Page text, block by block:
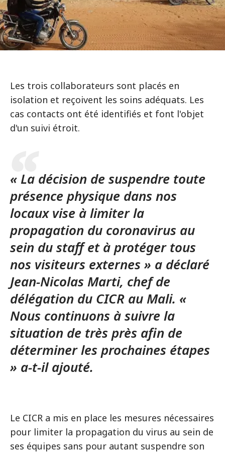
Les trois collaborateurs sont placés en
isolation et reçoivent les soins adéquats. Les
cas contacts ont été identifiés et font l'objet
d'un suivi étroit.
« La décision de suspendre toute
présence physique dans nos
locaux vise à limiter la
propagation du coronavirus au
sein du staff et à protéger tous
nos visiteurs externes » a déclaré
Jean-Nicolas Marti, chef de
délégation du CICR au Mali. «
Nous continuons à suivre la
situation de très près afin de
déterminer les prochaines étapes
» a-t-il ajouté.
Le CICR a mis en place les mesures nécessaires
pour limiter la propagation du virus au sein de
ses équipes sans pour autant suspendre son